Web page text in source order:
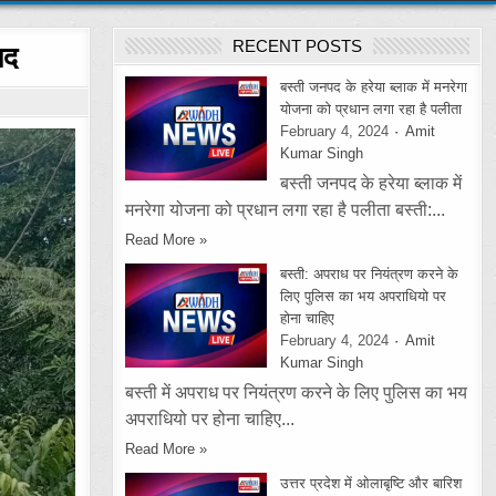
RECENT POSTS
बस्ती जनपद के हरेया ब्लाक में मनरेगा
योजना को प्रधान लगा रहा है पलीता
February 4, 2024
Amit
Kumar Singh
बस्ती जनपद के हरेया ब्लाक में
मनरेगा योजना को प्रधान लगा रहा है पलीता बस्ती:...
Read More »
बस्ती: अपराध पर नियंत्रण करने के
लिए पुलिस का भय अपराधियो पर
होना चाहिए
February 4, 2024
Amit
Kumar Singh
बस्ती में अपराध पर नियंत्रण करने के लिए पुलिस का भय
अपराधियो पर होना चाहिए...
Read More »
उत्तर प्रदेश में ओलाबृष्टि और बारिश